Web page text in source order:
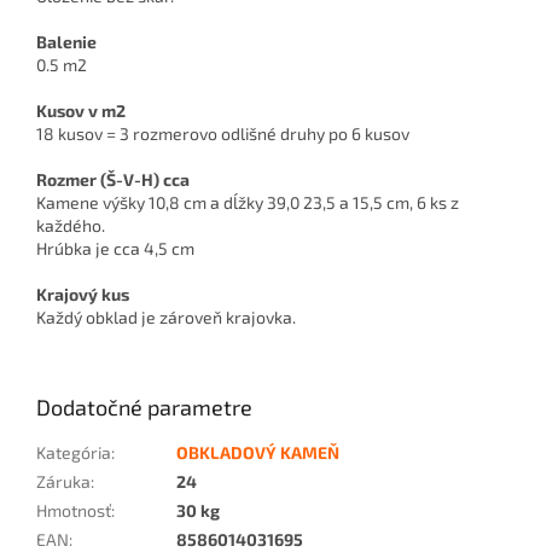
Balenie
0.5 m2
Kusov v m2
18 kusov = 3 rozmerovo odlišné druhy po 6 kusov
Rozmer (Š-V-H) cca
Kamene výšky 10,8 cm a dĺžky 39,0 23,5 a 15,5 cm, 6 ks z
každého.
Hrúbka je cca 4,5 cm
Krajový kus
Každý obklad je zároveň krajovka.
Dodatočné parametre
Kategória:
OBKLADOVÝ KAMEŇ
Záruka:
24
Hmotnosť:
30 kg
EAN:
8586014031695